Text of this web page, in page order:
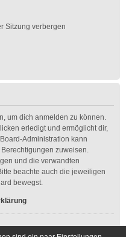
Sitzung verbergen
um dich anmelden zu können.
erledigt und ermöglicht dir,
Administration kann
zuweisen.
und die verwandten
beachte auch die jeweiligen
bewegst.